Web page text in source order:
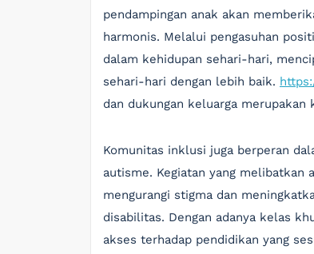
pendampingan anak akan
harmonis. Melalui pengasuhan
dalam kehidupan sehari-hari,
sehari-hari dengan lebih baik.
dan dukungan keluarga
Komunitas inklusi juga berperan
autisme. Kegiatan yang melibatkan
mengurangi stigma dan
disabilitas. Dengan adanya kelas
akses terhadap pendidikan yang